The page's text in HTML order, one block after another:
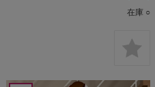
在庫 ○